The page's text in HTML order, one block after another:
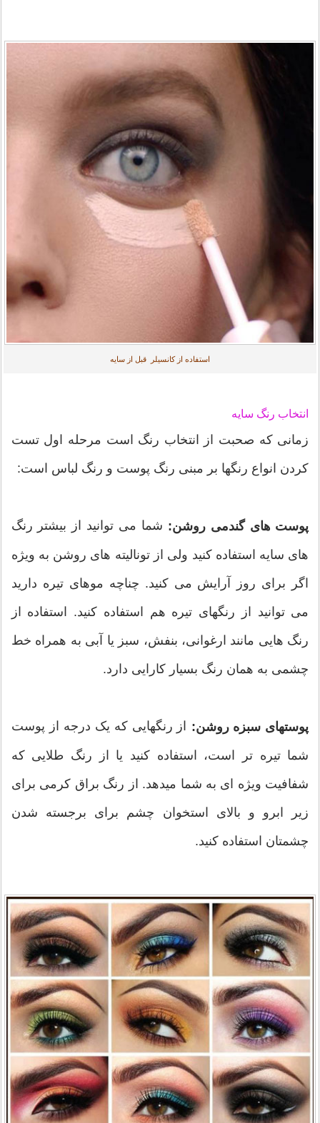
استفاده از کانسیلر قبل از سایه
انتخاب رنگ سایه
زمانی که صحبت از انتخاب رنگ است مرحله اول تست
کردن انواع رنگها بر مبنی رنگ پوست و رنگ لباس است:
پوست های گندمی روشن: شما می توانید از بیشتر رنگ
های سایه استفاده کنید ولی از تونالیته های روشن به ویژه
اگر برای روز آرایش می کنید. چناچه موهای تیره دارید
می توانید از رنگهای تیره هم استفاده کنید. استفاده از
رنگ هایی مانند ارغوانی، بنفش، سبز یا آبی به همراه خط
چشمی به همان رنگ بسیار کارایی دارد.
پوستهای سبزه روشن: از رنگهایی که یک درجه از پوست
شما تیره تر است، استفاده کنید یا از رنگ طلایی که
شفافیت ویژه ای به شما میدهد. از رنگ براق کرمی برای
زیر ابرو و بالای استخوان چشم برای برجسته شدن
چشمتان استفاده کنید.